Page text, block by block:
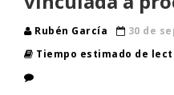
Rubén García
30 de
Tiempo estimado de